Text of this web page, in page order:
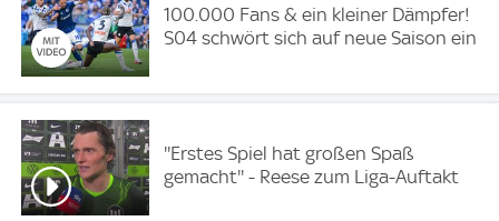
100.000 Fans & ein kleiner Dämpfer!
S04 schwört sich auf neue Saison ein
''Erstes Spiel hat großen Spaß
gemacht'' - Reese zum Liga-Auftakt